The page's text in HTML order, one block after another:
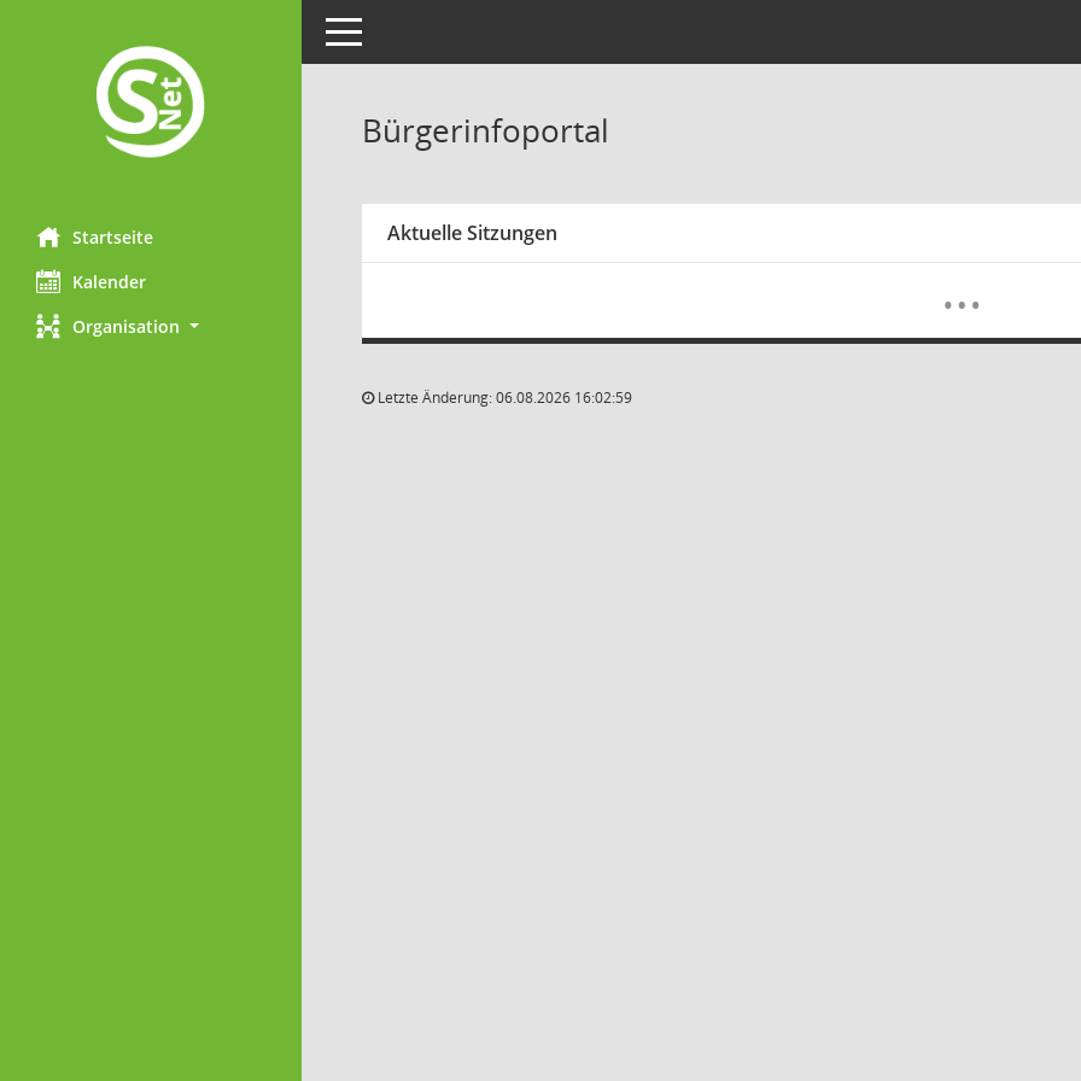
Startseite
Kalender
Organisation
Toggle navigation
Bürgerinfoportal
Aktuelle Sitzungen
…
Letzte Änderung: 06.08.2026 16:02:59